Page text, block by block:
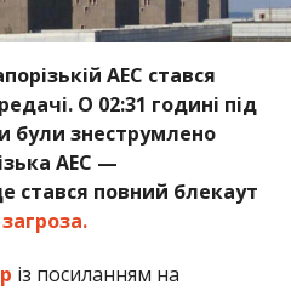
АЕС стався
О 02:31 годині під
були знеструмлено
АЕС —
стався повний блекаут
із посиланням на